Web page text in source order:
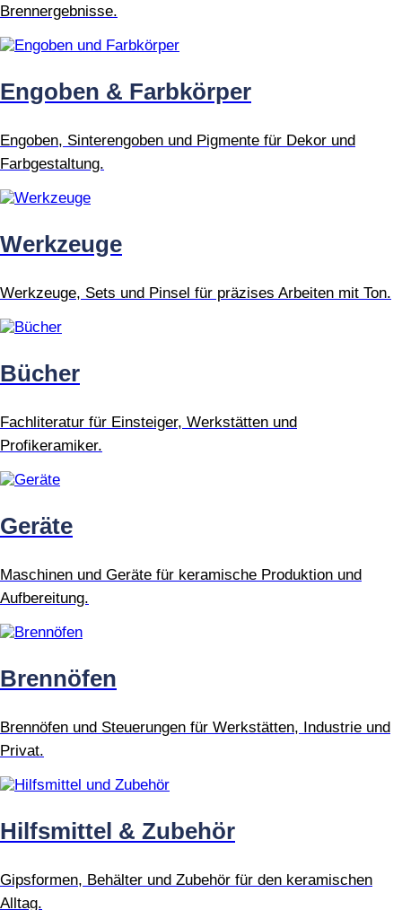
Brennergebnisse.
Engoben & Farbkörper
Engoben, Sinterengoben und Pigmente für Dekor und
Farbgestaltung.
Werkzeuge
Werkzeuge, Sets und Pinsel für präzises Arbeiten mit Ton.
Bücher
Fachliteratur für Einsteiger, Werkstätten und
Profikeramiker.
Geräte
Maschinen und Geräte für keramische Produktion und
Aufbereitung.
Brennöfen
Brennöfen und Steuerungen für Werkstätten, Industrie und
Privat.
Hilfsmittel & Zubehör
Gipsformen, Behälter und Zubehör für den keramischen
Alltag.